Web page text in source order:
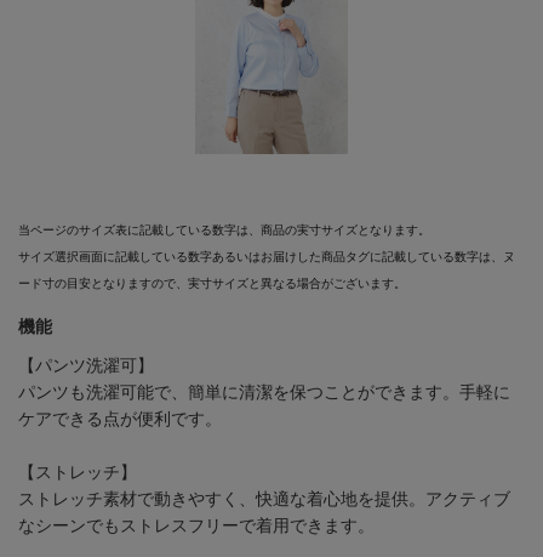
当ページのサイズ表に記載している数字は、商品の実寸サイズとなります。
サイズ選択画面に記載している数字あるいはお届けした商品タグに記載している数字は、ヌ
ード寸の目安となりますので、実寸サイズと異なる場合がございます。
機能
【パンツ洗濯可】
パンツも洗濯可能で、簡単に清潔を保つことができます。手軽に
ケアできる点が便利です。
【ストレッチ】
ストレッチ素材で動きやすく、快適な着心地を提供。アクティブ
なシーンでもストレスフリーで着用できます。